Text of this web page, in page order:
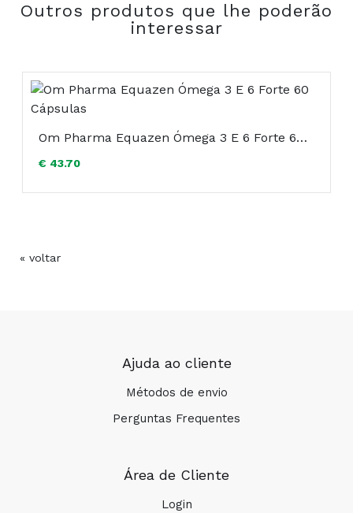
CONSELHOS DE SAÚDE
Outros produtos que lhe poderão
interessar
Om Pharma Equazen Ómega 3 E 6 Forte 60 Cápsulas
€ 43.70
« voltar
Ajuda ao cliente
Métodos de envio
Perguntas Frequentes
Área de Cliente
Login